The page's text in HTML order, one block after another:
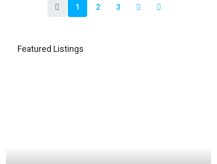
1 2 3
Featured Listings